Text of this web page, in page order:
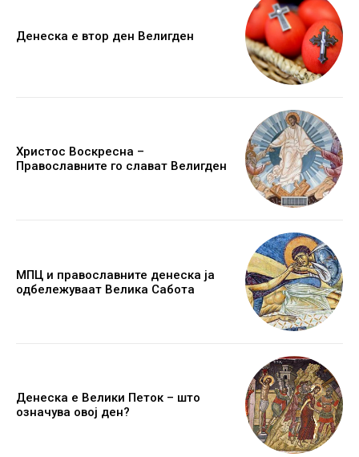
Денеска е втор ден Велигден
Христос Воскресна –
Православните го слават Велигден
МПЦ и православните денеска ја
одбележуваат Велика Сабота
Денеска е Велики Петок – што
означува овој ден?